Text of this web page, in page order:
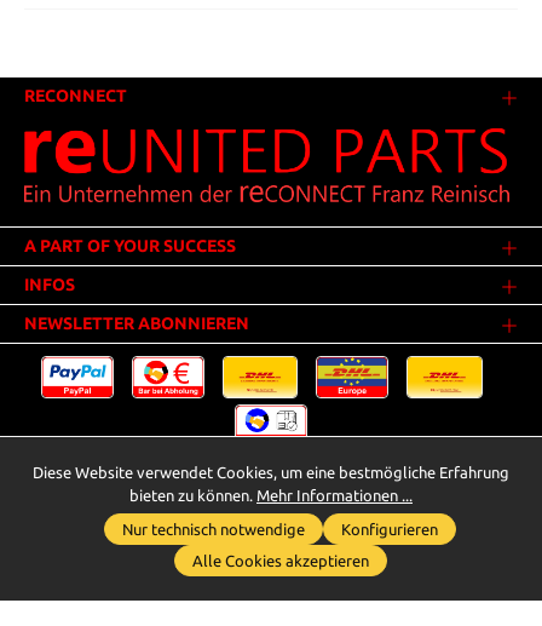
RECONNECT
A PART OF YOUR SUCCESS
INFOS
NEWSLETTER ABONNIEREN
* Alle Preise inkl. gesetzl. Mehrwertsteuer zzgl.Versandkosten
Innerhalb Deutschlands - Versandkostenfrei ab 25,00 Euro Warenwert.
** Der Verkauf unterliegt der Differenzbesteuerung gem. § 25a UStG
(Gebrauchtgegenstände/Sonderregelung). Ein gesonderter Ausweis der
Umsatzsteuer bei gebrauchten oder wiederaufbereiteten Gegenständen
Whatsapp für Anfragen
Diese Website verwendet Cookies, um eine bestmögliche Erfahrung
bieten zu können. Mehr Informationen ...
Nur technisch notwendige
Konfigurieren
Alle Cookies akzeptieren